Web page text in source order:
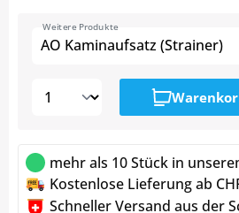
AO Kaminaufsatz (Strainer)
Weitere Produkte
mehr als 10 Stück in
Kostenlose Lieferung ab
Schneller Versand aus der